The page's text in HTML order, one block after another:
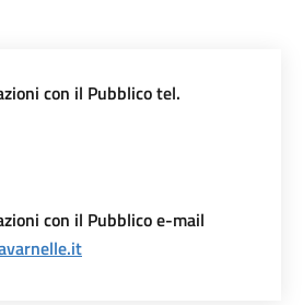
con il Pubblico tel.
con il Pubblico e-mail